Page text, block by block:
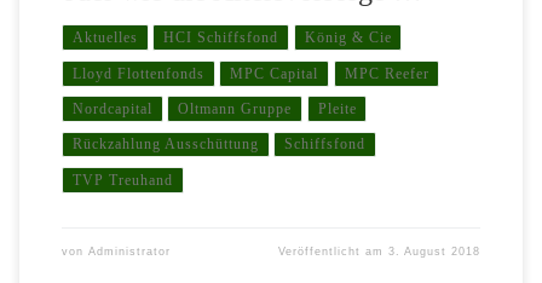
Aktuelles HCI Schiffsfond König & Cie
Lloyd Flottenfonds MPC Capital MPC Reefer
Nordcapital Oltmann Gruppe Pleite
Rückzahlung Ausschüttung Schiffsfond
TVP Treuhand
von Administrator Veröffentlicht am3. August 2018